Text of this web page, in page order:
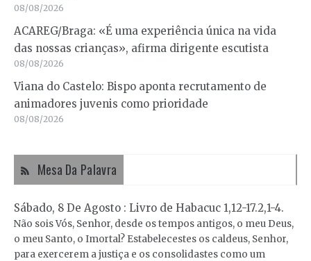
08/08/2026
ACAREG/Braga: «É uma experiência única na vida
das nossas crianças», afirma dirigente escutista
08/08/2026
Viana do Castelo: Bispo aponta recrutamento de
animadores juvenis como prioridade
08/08/2026
Mesa Da Palavra
Sábado, 8 De Agosto : Livro de Habacuc 1,12-17.2,1-4.
Não sois Vós, Senhor, desde os tempos antigos, o meu Deus,
o meu Santo, o Imortal? Estabelecestes os caldeus, Senhor,
para exercerem a justiça e os consolidastes como um